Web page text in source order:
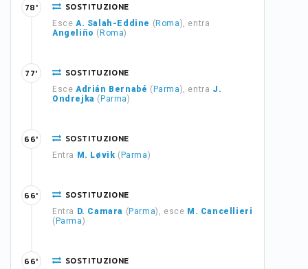
SOSTITUZIONE
Esce A. Salah-Eddine ( Roma), entra
Angeliño ( Roma)
78'
SOSTITUZIONE
Esce Adrián Bernabé ( Parma), entra J.
Ondrejka ( Parma)
77'
SOSTITUZIONE
Entra M. Løvik ( Parma)
66'
SOSTITUZIONE
Entra D. Camara ( Parma), esce M. Cancellieri
( Parma)
66'
SOSTITUZIONE
66'